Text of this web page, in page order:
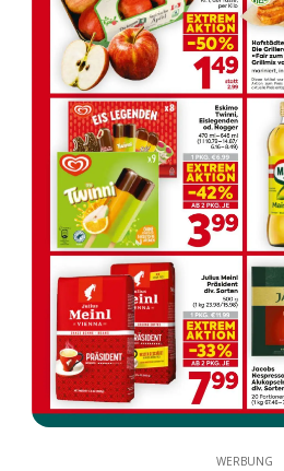
WERBUNG